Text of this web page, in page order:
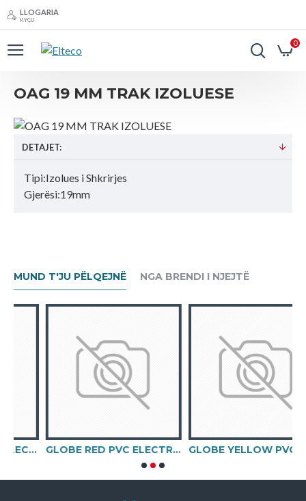
LLOGARIA
KYÇU
0
OAG 19 MM TRAK IZOLUESE
DETAJET:
Tipi:Izolues i Shkrirjes
Gjerësi:19mm
MUND T'JU PËLQEJNË NGA BRENDI I NJEJTË
GLOBE GREEN PVC ELECTRICAL TAPE GLOBE RED PVC ELECTRICAL TAPE F610 GLOBE YELLOW PVC ELECTRICAL TAPE F608